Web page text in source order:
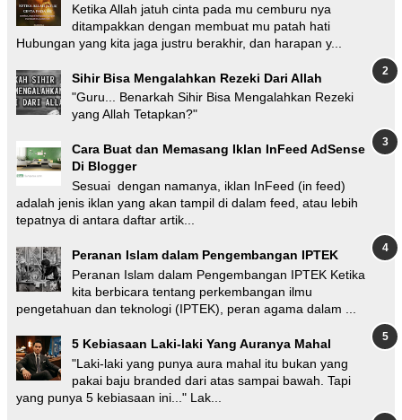
Ketika Allah jatuh cinta pada mu cemburu nya
ditampakkan dengan membuat mu patah hati
Hubungan yang kita jaga justru berakhir, dan harapan y...
Sihir Bisa Mengalahkan Rezeki Dari Allah
"Guru... Benarkah Sihir Bisa Mengalahkan Rezeki
yang Allah Tetapkan?"
Cara Buat dan Memasang Iklan InFeed AdSense
Di Blogger
Sesuai dengan namanya, iklan InFeed (in feed)
adalah jenis iklan yang akan tampil di dalam feed, atau lebih
tepatnya di antara daftar artik...
Peranan Islam dalam Pengembangan IPTEK
Peranan Islam dalam Pengembangan IPTEK Ketika
kita berbicara tentang perkembangan ilmu
pengetahuan dan teknologi (IPTEK), peran agama dalam ...
5 Kebiasaan Laki-laki Yang Auranya Mahal
"Laki-laki yang punya aura mahal itu bukan yang
pakai baju branded dari atas sampai bawah. Tapi
yang punya 5 kebiasaan ini..." Lak...